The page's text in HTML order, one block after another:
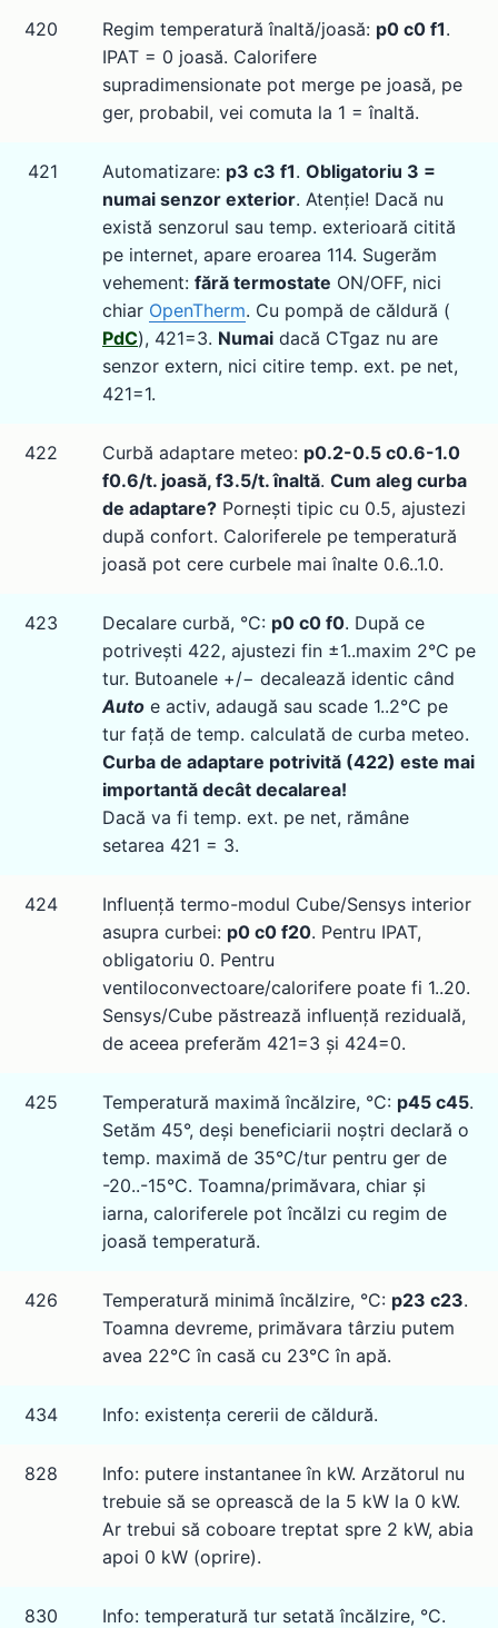
420 Regim temperatură înaltă/joasă: p0 c0 f1.
IPAT = 0 joasă. Calorifere
supradimensionate pot merge pe joasă, pe
ger, probabil, vei comuta la 1 = înaltă.
421 Automatizare: p3 c3 f1. Obligatoriu 3 =
numai senzor exterior. Atenție! Dacă nu
există senzorul sau temp. exterioară citită
pe internet, apare eroarea 114. Sugerăm
vehement: fără termostate ON/OFF, nici
chiar OpenTherm. Cu pompă de căldură (
PdC), 421=3. Numai dacă CTgaz nu are
senzor extern, nici citire temp. ext. pe net,
421=1.
422 Curbă adaptare meteo: p0.2-0.5 c0.6-1.0
f0.6/t. joasă, f3.5/t. înaltă. Cum aleg curba
de adaptare? Pornești tipic cu 0.5, ajustezi
după confort. Caloriferele pe temperatură
joasă pot cere curbele mai înalte 0.6..1.0.
423 Decalare curbă, °C: p0 c0 f0. După ce
potrivești 422, ajustezi fin ±1..maxim 2°C pe
tur. Butoanele +/− decalează identic când
Auto e activ, adaugă sau scade 1..2°C pe
tur față de temp. calculată de curba meteo.
Curba de adaptare potrivită (422) este mai
importantă decât decalarea!
Dacă va fi temp. ext. pe net, rămâne
setarea 421 = 3.
424
Influență termo-modul Cube/Sensys interior
asupra curbei: p0 c0 f20. Pentru IPAT,
obligatoriu 0. Pentru
ventiloconvectoare/calorifere poate fi 1..20.
Sensys/Cube păstrează influență reziduală,
de aceea preferăm 421=3 și 424=0.
425 Temperatură maximă încălzire, °C: p45 c45.
Setăm 45°, deși beneficiarii noștri declară o
temp. maximă de 35°C/tur pentru ger de
-20..-15°C. Toamna/primăvara, chiar și
iarna, caloriferele pot încălzi cu regim de
joasă temperatură.
426 Temperatură minimă încălzire, °C: p23 c23.
Toamna devreme, primăvara târziu putem
avea 22°C în casă cu 23°C în apă.
434 Info: existența cererii de căldură.
828
Info: putere instantanee în kW. Arzătorul nu
trebuie să se oprească de la 5 kW la 0 kW.
Ar trebui să coboare treptat spre 2 kW, abia
apoi 0 kW (oprire).
830 Info: temperatură tur setată încălzire, °C.